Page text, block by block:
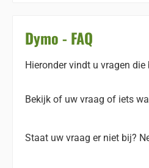
Dymo - FAQ
Hieronder vindt u vragen
Bekijk of uw vraag of iets
Staat uw vraag er niet bij?